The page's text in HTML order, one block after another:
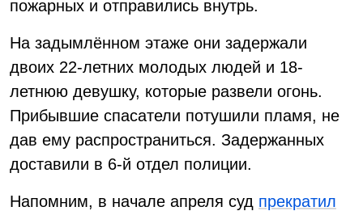
пожарных и отправились внутрь.
На задымлённом этаже они задержали
двоих 22-летних молодых людей и 18-
летнюю девушку, которые развели огонь.
Прибывшие спасатели потушили пламя, не
дав ему распространиться. Задержанных
доставили в 6-й отдел полиции.
Напомним, в начале апреля суд прекратил